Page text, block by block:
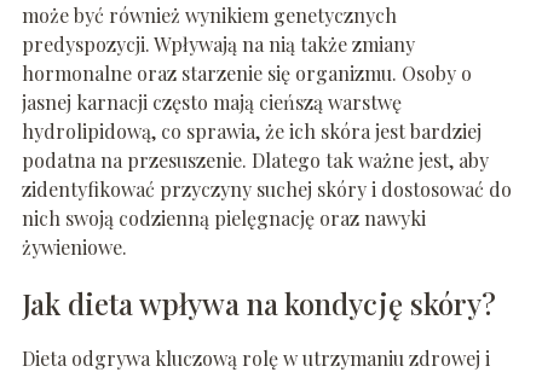
może być również wynikiem genetycznych
predyspozycji. Wpływają na nią także zmiany
hormonalne oraz starzenie się organizmu. Osoby o
jasnej karnacji często mają cieńszą warstwę
hydrolipidową, co sprawia, że ich skóra jest bardziej
podatna na przesuszenie. Dlatego tak ważne jest, aby
zidentyfikować przyczyny suchej skóry i dostosować do
nich swoją codzienną pielęgnację oraz nawyki
żywieniowe.
Jak dieta wpływa na kondycję skóry?
Dieta odgrywa kluczową rolę w utrzymaniu zdrowej i